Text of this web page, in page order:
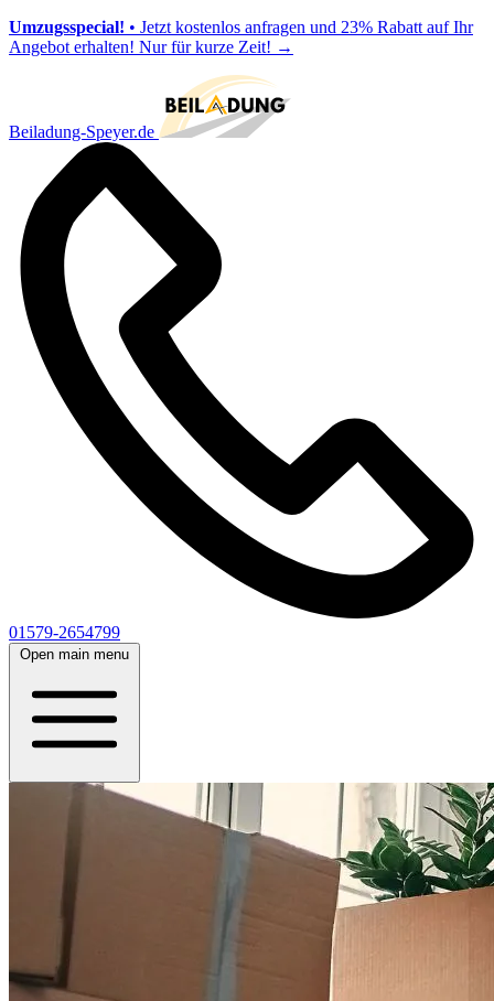
Umzugsspecial! • Jetzt kostenlos anfragen und 23% Rabatt auf Ihr
Angebot erhalten! Nur für kurze Zeit! →
Beiladung-Speyer.de
01579-2654799
Open main menu